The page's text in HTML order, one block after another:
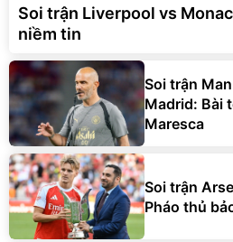
Soi trận Liverpool vs
niềm tin
Soi trận
Madrid: Bài
Maresca
Soi trận
Pháo thủ